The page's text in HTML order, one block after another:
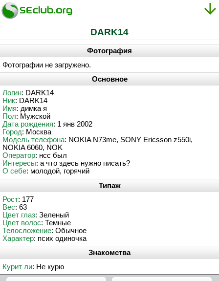
DARK14
Фотография
Фотографии не загружено.
Основное
Логин: DARK14
Ник: DARK14
Имя: димка я
Пол: Мужской
Дата рождения: 1 янв 2002
Город: Москва
Модель телефона: NOKIA N73me, SONY Ericsson z550i,
NOKIA 6060, NOK
Оператор: нсс был
Интересы: а что здесь нужно писать?
О себе: молодой, горячий
Типаж
Рост: 177
Вес: 63
Цвет глаз: Зеленый
Цвет волос: Темные
Телосложение: Обычное
Характер: псих одиночка
Знакомства
Курит ли: Не курю